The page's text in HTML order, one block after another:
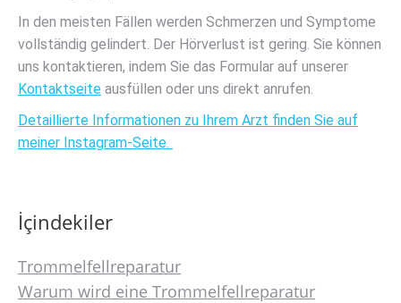
In den meisten Fällen werden Schmerzen und Symptome
vollständig gelindert. Der Hörverlust ist gering. Sie können
uns kontaktieren, indem Sie das Formular auf unserer
Kontaktseite ausfüllen oder uns direkt anrufen.
Detaillierte Informationen zu Ihrem Arzt finden Sie auf
meiner Instagram-Seite.
İçindekiler
Trommelfellreparatur
Warum wird eine Trommelfellreparatur